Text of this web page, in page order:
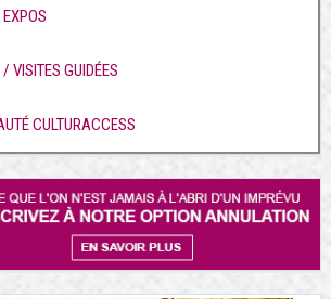
VISITES GUIDÉES
CULTURACCESS